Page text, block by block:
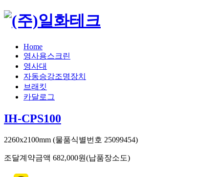
Home
영사용스크린
영사대
자동승강조명장치
브래킷
카달로그
IH-CPS100
2260x2100mm (물품식별번호 25099454)
조달계약금액 682,000원(납품장소도)